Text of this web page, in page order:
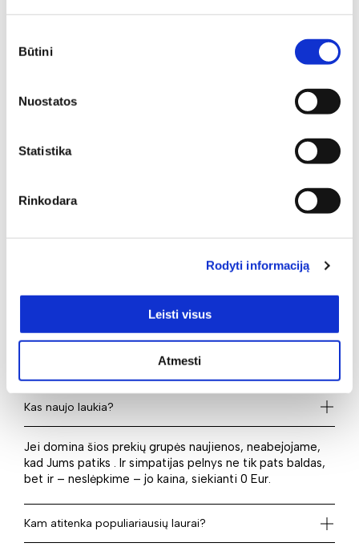
pasirinkimas
Būtini
Nuostatos
Statistika
Rinkodara
Rodyti informaciją
Leisti visus
Atmesti
Minkšti baldai yra vienas svarbiausių interjero elementų,
gali tapti pagrindiniu akcentu, subalansuoti kambario
proporcijas ar tiesiog sukurti vietą atsipalaidavimui.
Visuose namuose yra baldai, užtikrinantys komfortą
estetikos, leidžia varijuojant jų spalvomis, formomis bei
viską rasti vienoje vietoje, todėl šioje el. parduotuvėje
Jūsų laukia be galo platus baldų pasirinkimas. Vieni
populiariausių čia yra Klasikiniai prieškambario baldai. 1 –
būtent tiek šio tipo baldų rasite šioje kategorijoje –
puikus pasirinkimas kiekvienam iš Jūsų!
Kas naujo laukia?
Jei domina šios prekių grupės naujienos, neabejojame,
kad Jums patiks . Ir simpatijas pelnys ne tik pats baldas,
bet ir – neslėpkime – jo kaina, siekianti 0 Eur.
Kam atitenka populiariausių laurai?